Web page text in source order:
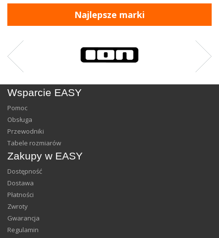
Najlepsze marki
Wsparcie EASY
Pomoc
Obsługa
Przewodniki
Tabele rozmiarów
Zakupy w EASY
Dostępność
Dostawa
Płatności
Zwroty
Gwarancja
Regulamin